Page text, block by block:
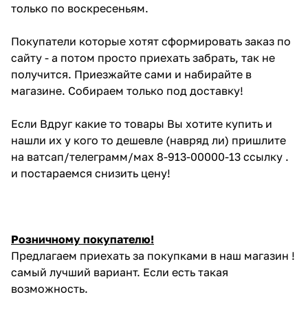
только по воскресеньям.
Покупатели которые хотят сформировать заказ по
сайту - а потом просто приехать забрать, так не
получится. Приезжайте сами и набирайте в
магазине. Собираем только под доставку!
Если Вдруг какие то товары Вы хотите купить и
нашли их у кого то дешевле (навряд ли) пришлите
на ватсап/телеграмм/мах 8-913-00000-13 ссылку .
и постараемся снизить цену!
Розничному покупателю!
Предлагаем приехать за покупками в наш магазин !
самый лучший вариант. Если есть такая
возможность.